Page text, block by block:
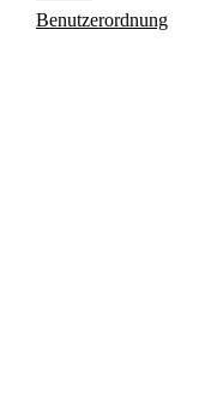
Benutzerordnung